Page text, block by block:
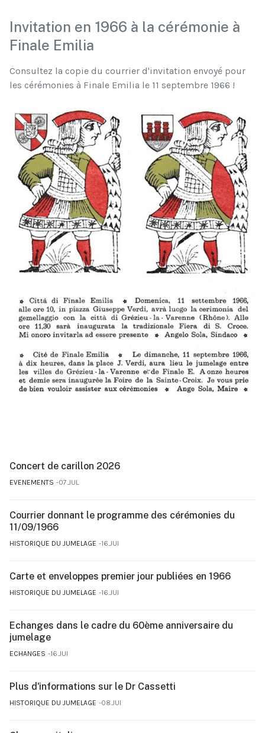
Invitation en 1966 à la cérémonie à
Finale Emilia
Consultez la copie du courrier d'invitation envoyé pour
les cérémonies à Finale Emilia le 11 septembre 1966 !
Concert de carillon 2026
EVENEMENTS 07.JUL
Courrier donnant le programme des cérémonies du
11/09/1966
HISTORIQUE DU JUMELAGE 16.JUI
Carte et enveloppes premier jour publiées en 1966
HISTORIQUE DU JUMELAGE 16.JUI
Echanges dans le cadre du 60ème anniversaire du
jumelage
ECHANGES 16.JUI
Plus d'informations sur le Dr Cassetti
HISTORIQUE DU JUMELAGE 08.JUI